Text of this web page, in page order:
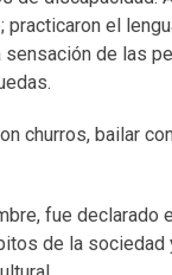
el
de las
churros, bailar
fue
de la